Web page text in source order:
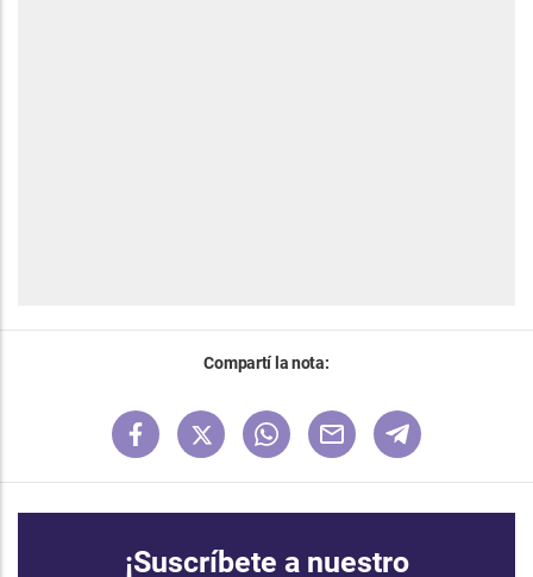
Compartí la nota:
¡Suscríbete a nuestro